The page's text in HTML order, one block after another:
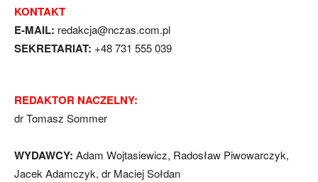
KONTAKT
E-MAIL: redakcja@nczas.com.pl
SEKRETARIAT: +48 731 555 039
REDAKTOR NACZELNY:
dr Tomasz Sommer
WYDAWCY: Adam Wojtasiewicz, Radosław Piwowarczyk,
Jacek Adamczyk, dr Maciej Sołdan